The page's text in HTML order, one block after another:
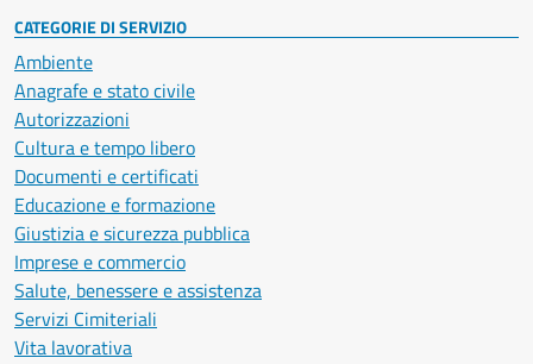
CATEGORIE DI SERVIZIO
Ambiente
Anagrafe e stato civile
Autorizzazioni
Cultura e tempo libero
Documenti e certificati
Educazione e formazione
Giustizia e sicurezza pubblica
Imprese e commercio
Salute, benessere e assistenza
Servizi Cimiteriali
Vita lavorativa